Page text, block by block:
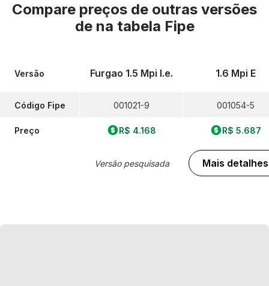
Compare preços de outras versões
de na tabela Fipe
Versão
Código Fipe
Preço
Furgao 1.5 Mpi I.e.
001021-9
R$ 4.168
Versão pesquisada
1.6 Mpi E
001054-5
R$ 5.687
Mais detalhes